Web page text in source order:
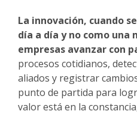
La innovación, cuando
día a día y no como
empresas avanzar con
procesos cotidianos,
aliados y registrar
punto de partida para
valor está en la